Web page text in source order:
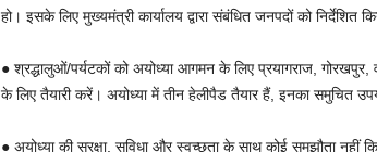
हो। इसके लिए मुख्यमंत्री कार्यालय द्वारा संबंधित जनपदों को निर्देशित
● श्रद्धालुओं/पर्यटकों को अयोध्या आगमन के लिए प्रयागराज,
के लिए तैयारी करें। अयोध्या में तीन हेलीपैड तैयार हैं, इनका समुचित
● अयोध्या की सुरक्षा, सुविधा और स्वच्छता के साथ कोई समझौता नहीं